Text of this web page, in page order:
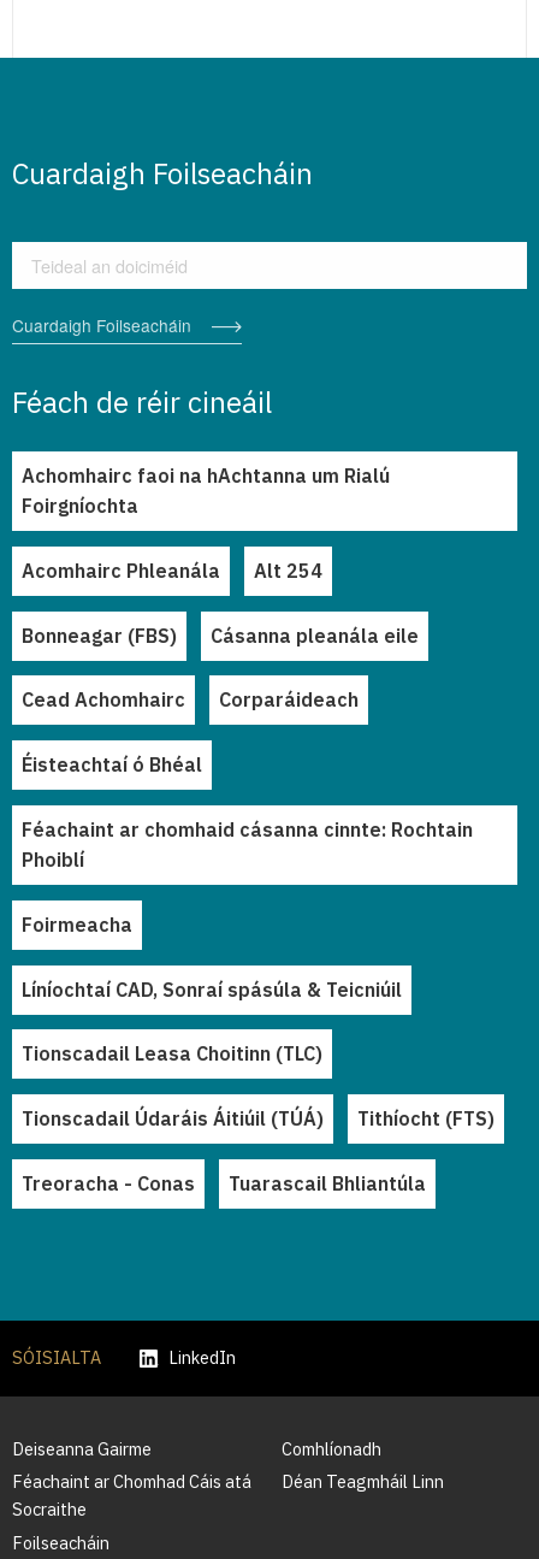
Cuardaigh Foilseacháin
Cuardaigh Foilseacháin
Cuardaigh Foilseacháin
Féach de réir cineáil
Achomhairc faoi na hAchtanna um Rialú
Foirgníochta
Acomhairc Phleanála Alt 254
Bonneagar (FBS) Cásanna pleanála eile
Cead Achomhairc Corparáideach
Éisteachtaí ó Bhéal
Féachaint ar chomhaid cásanna cinnte: Rochtain
Phoiblí
Foirmeacha
Líníochtaí CAD, Sonraí spásúla & Teicniúil
Tionscadail Leasa Choitinn (TLC)
Tionscadail Údaráis Áitiúil (TÚÁ) Tithíocht (FTS)
Treoracha - Conas Tuarascail Bhliantúla
SÓISIALTA LinkedIn
Deiseanna Gairme
Féachaint ar Chomhad Cáis atá
Socraithe
Foilseacháin
Comhlíonadh
Déan Teagmháil Linn